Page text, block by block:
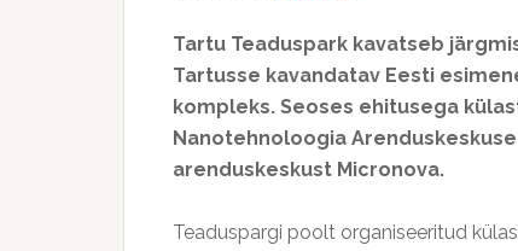
Tartu Teaduspark kavatseb
Tartusse kavandatav Eesti
kompleks. Seoses ehitusega
Nanotehnoloogia
arenduskeskust Micronova.
Teaduspargi poolt organiseeritud